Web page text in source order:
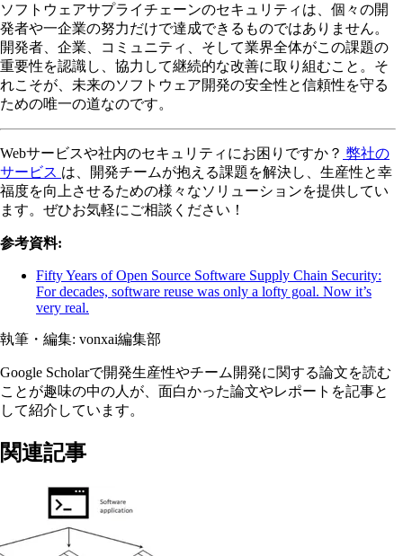
ソフトウェアサプライチェーンのセキュリティは、個々の開
発者や一企業の努力だけで達成できるものではありません。
開発者、企業、コミュニティ、そして業界全体がこの課題の
重要性を認識し、協力して継続的な改善に取り組むこと。そ
れこそが、未来のソフトウェア開発の安全性と信頼性を守る
ための唯一の道なのです。
Webサービスや社内のセキュリティにお困りですか？ 弊社の
サービス は、開発チームが抱える課題を解決し、生産性と幸
福度を向上させるための様々なソリューションを提供してい
ます。ぜひお気軽にご相談ください！
参考資料:
Fifty Years of Open Source Software Supply Chain Security:
For decades, software reuse was only a lofty goal. Now it’s
very real.
執筆・編集: vonxai編集部
Google Scholarで開発生産性やチーム開発に関する論文を読む
ことが趣味の中の人が、面白かった論文やレポートを記事と
して紹介しています。
関連記事